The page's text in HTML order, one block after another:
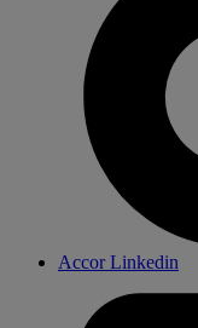
Accor Linkedin